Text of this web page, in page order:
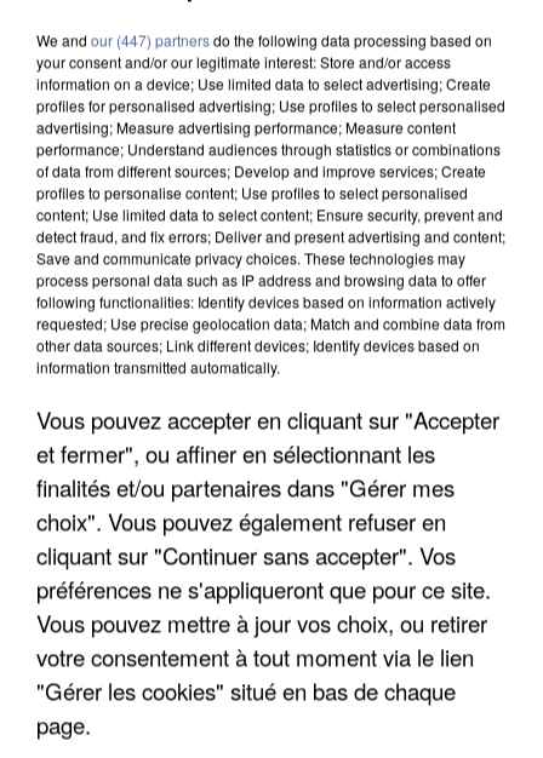
APRÈS TOUTES CES CANICULES, LES REFUGES
DE FAUNE SAUVAGE SONT...
We and our (447) partnersdo the following data processing based on
your consent and/or our legitimate interest: Store and/or access
information on a device; Use limited data to select advertising; Create
profiles for personalised advertising; Use profiles to select personalised
advertising; Measure advertising performance; Measure content
performance; Understand audiences through statistics or combinations
of data from different sources; Develop and improve services; Create
profiles to personalise content; Use profiles to select personalised
content; Use limited data to select content; Ensure security, prevent and
detect fraud, and fix errors; Deliver and present advertising and content;
Save and communicate privacy choices. These technologies may
process personal data such as IP address and browsing data to offer
following functionalities: Identify devices based on information actively
requested; Use precise geolocation data; Match and combine data from
other data sources; Link different devices; Identify devices based on
information transmitted automatically.
Vous pouvez accepter en cliquant sur "Accepter
et fermer", ou affiner en sélectionnant les
finalités et/ou partenaires dans "Gérer mes
choix". Vous pouvez également refuser en
cliquant sur "Continuer sans accepter". Vos
préférences ne s'appliqueront que pour ce site.
Vous pouvez mettre à jour vos choix, ou retirer
votre consentement à tout moment via le lien
"Gérer les cookies" situé en bas de chaque
page.